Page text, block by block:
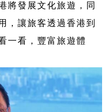
將發展文化旅遊，同
，讓旅客透過香港到
一看，豐富旅遊體